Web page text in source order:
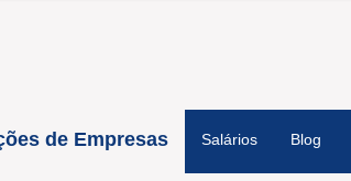
de Empresas Salários Blog